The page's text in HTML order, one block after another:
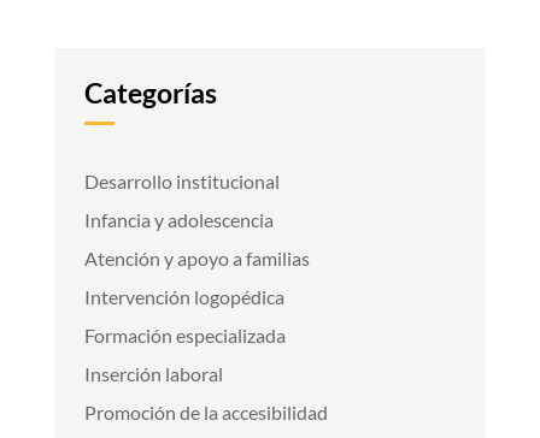
Categorías
Desarrollo institucional
Infancia y adolescencia
Atención y apoyo a familias
Intervención logopédica
Formación especializada
Inserción laboral
Promoción de la accesibilidad